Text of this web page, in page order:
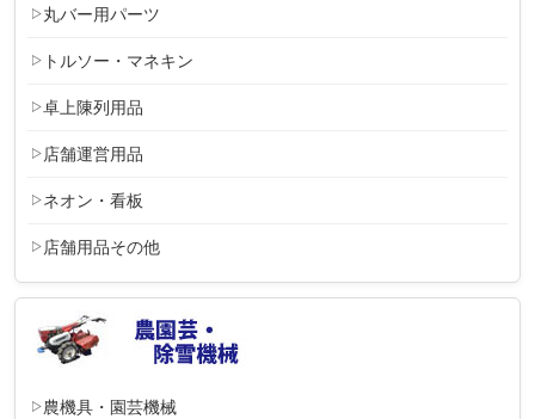
丸バー用パーツ
トルソー・マネキン
卓上陳列用品
店舗運営用品
ネオン・看板
店舗用品その他
農機具・園芸機械